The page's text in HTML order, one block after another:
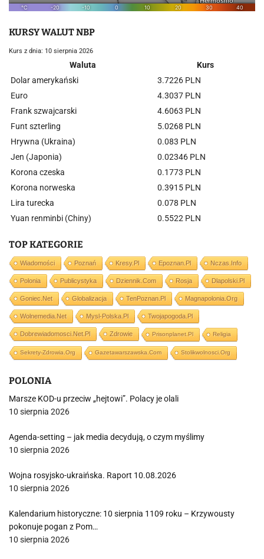
KURSY WALUT NBP
Kurs z dnia: 10 sierpnia 2026
Waluta
Kurs
Dolar amerykański
3.7226 PLN
Euro
4.3037 PLN
Frank szwajcarski
4.6063 PLN
Funt szterling
5.0268 PLN
Hrywna (Ukraina)
0.083 PLN
Jen (Japonia)
0.02346 PLN
Korona czeska
0.1773 PLN
Korona norweska
0.3915 PLN
Lira turecka
0.078 PLN
Yuan renminbi (Chiny)
0.5522 PLN
TOP KATEGORIE
Wiadomości Poznań Kresy.pl Epoznan.pl Nczas.info
Polonia Publicystyka Dziennik.com Rosja Dlapolski.pl
Goniec.net Globalizacja TenPoznan.pl Magnapolonia.org
Wolnemedia.net Mysl-Polska.pl Twojapogoda.pl
Dobrewiadomosci.net.pl Zdrowie Prisonplanet.pl Religia
Sekrety-Zdrowia.org Gazetawarszawska.com Stolikwolnosci.org
POLONIA
Marsze KOD-u przeciw „hejtowi”. Polacy je olali
10 sierpnia 2026
Agenda-setting – jak media decydują, o czym myślimy
10 sierpnia 2026
Wojna rosyjsko-ukraińska. Raport 10.08.2026
10 sierpnia 2026
Kalendarium historyczne: 10 sierpnia 1109 roku – Krzywousty
pokonuje pogan z Pom…
10 sierpnia 2026